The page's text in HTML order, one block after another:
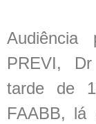
A
Audiência
PREVI,
tarde de
FAABB, lá